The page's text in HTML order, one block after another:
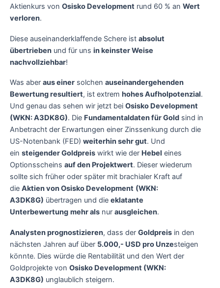
Aktienkurs von Osisko Development rund 60 % an Wert
verloren.
Diese auseinanderklaffende Schere ist absolut
übertrieben und für uns in keinster Weise
nachvollziehbar!
Was aber aus einer solchen auseinandergehenden
Bewertung resultiert, ist extrem hohes Aufholpotenzial.
Und genau das sehen wir jetzt bei Osisko Development
(WKN: A3DK8G). Die Fundamentaldaten für Gold sind in
Anbetracht der Erwartungen einer Zinssenkung durch die
US-Notenbank (FED) weiterhin sehr gut. Und
ein steigender Goldpreis wirkt wie der Hebel eines
Optionsscheins auf den Projektwert. Dieser wiederum
sollte sich früher oder später mit brachialer Kraft auf
die Aktien von Osisko Development (WKN:
A3DK8G) übertragen und die eklatante
Unterbewertung mehr als nur ausgleichen.
Analysten prognostizieren, dass der Goldpreis in den
nächsten Jahren auf über 5.000,- USD pro Unzesteigen
könnte. Dies würde die Rentabilität und den Wert der
Goldprojekte von Osisko Development (WKN:
A3DK8G) unglaublich steigern.